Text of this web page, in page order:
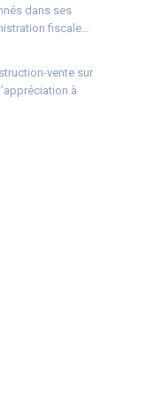
dans ses
fiscale…
vente sur
à